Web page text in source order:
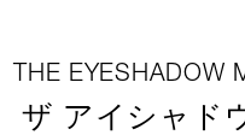
EYESHADOW
アイシャド